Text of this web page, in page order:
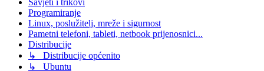
Programiranje
Linux, poslužitelj, mreže i sigurnost
Pametni telefoni, tableti, netbook prijenosnici...
Distribucije
↳ Distribucije općenito
↳ Ubuntu